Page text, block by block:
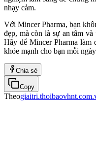
nhạy cảm.
Với Mincer Pharma, bạn
đẹp, mà còn là sự an tâm
Hãy để Mincer Pharma làm
khỏe mạnh cho bạn mỗi ngày
Chia sẻ
Copy
Theo